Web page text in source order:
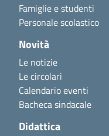
Famiglie e studenti
Personale scolastico
Novità
Le notizie
Le circolari
Calendario eventi
Bacheca sindacale
Didattica